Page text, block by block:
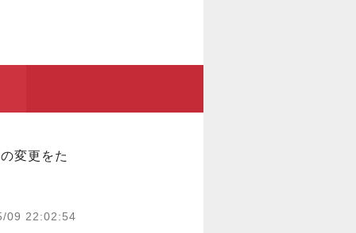
変更をた
09 22:02:54